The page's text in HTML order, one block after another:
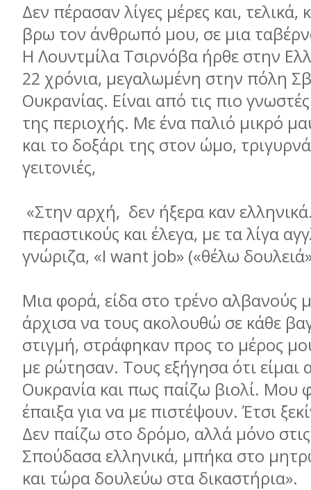
Δεν πέρασαν λίγες μέρες και, τελικά,
βρω τον άνθρωπό μου, σε μια
Η Λουντμίλα Τσιρνόβα ήρθε στην
22 χρόνια, μεγαλωμένη στην πόλη
Ουκρανίας. Είναι από τις πιο
της περιοχής. Με ένα παλιό μικρό
και το δοξάρι της στον ώμο,
γειτονιές,
«Στην αρχή, δεν ήξερα καν
περαστικούς και έλεγα, με τα λίγα
γνώριζα, «I want job» («θέλω
Μια φορά, είδα στο τρένο αλβανούς
άρχισα να τους ακολουθώ σε κάθε
στιγμή, στράφηκαν προς το μέρος
με ρώτησαν. Τους εξήγησα ότι είμαι
Ουκρανία και πως παίζω βιολί. Μου
έπαιξα για να με πιστέψουν. Έτσι
Δεν παίζω στο δρόμο, αλλά μόνο
Σπούδασα ελληνικά, μπήκα στο
και τώρα δουλεύω στα δικαστήρια».